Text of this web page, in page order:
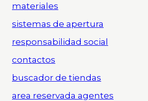
materiales
sistemas de apertura
responsabilidad social
contactos
buscador de tiendas
area reservada agentes